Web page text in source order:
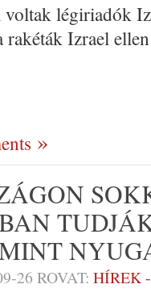
voltak légiriadók
rakéták Izrael
26 ROVAT: HÍREK